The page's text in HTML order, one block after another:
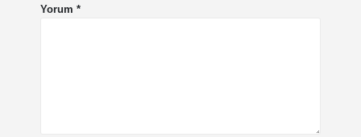
Yorum *